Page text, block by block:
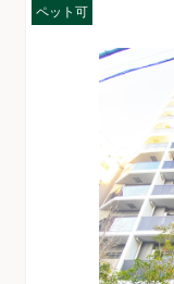
ペット可